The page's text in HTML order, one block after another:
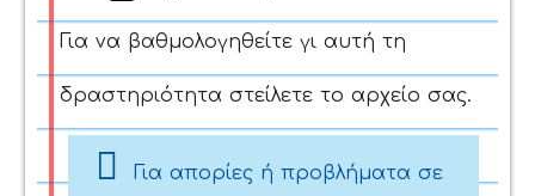
Για να βαθμολογηθείτε γι αυτή τη
δραστηριότητα στείλετε το αρχείο σας.
Για απορίες ή προβλήματα σε